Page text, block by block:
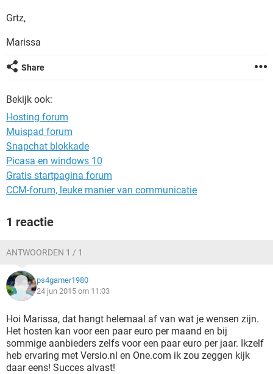
TIKTOK
Grtz,
Marissa
Share
Bekijk ook:
Hosting forum
Muispad forum
Snapchat blokkade
Picasa en windows 10
Gratis startpagina forum
CCM-forum, leuke manier van communicatie
1 reactie
ANTWOORDEN 1 / 1
ps4gamer1980
24 jun 2015 om 11:03
Hoi Marissa, dat hangt helemaal af van wat je wensen zijn.
Het hosten kan voor een paar euro per maand en bij
sommige aanbieders zelfs voor een paar euro per jaar. Ikzelf
heb ervaring met Versio.nl en One.com ik zou zeggen kijk
daar eens! Succes alvast!